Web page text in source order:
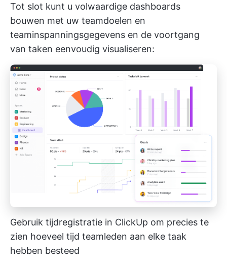
Tot slot kunt u volwaardige dashboards
bouwen met uw teamdoelen en
teaminspanningsgegevens en de voortgang
van taken eenvoudig visualiseren:
Gebruik tijdregistratie in ClickUp om precies te
zien hoeveel tijd teamleden aan elke taak
hebben besteed